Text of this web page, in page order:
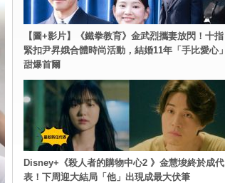
【圖+影片】《鐵拳教育》金武烈攜妻放閃！十指
緊扣尹昇娥合體時尚活動，結婚11年「手比愛心」
甜爆首爾
Disney+《殺人者的購物中心2 》金慧埈終於成代
表！下周迎大結局「他」出現成最大伏筆